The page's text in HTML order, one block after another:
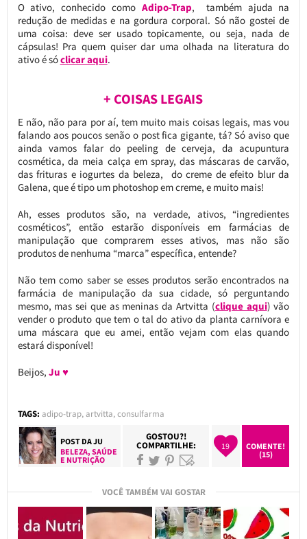
O ativo, conhecido como Adipo-Trap, também ajuda na
redução de medidas e na gordura corporal. Só não gostei de
uma coisa: deve ser usado topicamente, ou seja, nada de
cápsulas! Pra quem quiser dar uma olhada na literatura do
ativo é sóclicar aqui.
+ COISAS LEGAIS
E não, não para por aí, tem muito mais coisas legais, mas vou
falando aos poucos senão o post fica gigante, tá? Só aviso que
ainda vamos falar do peeling de cerveja, da acupuntura
cosmética, da meia calça em spray, das máscaras de carvão,
das frituras e iogurtes da beleza, do creme de efeito blur da
Galena, que é tipo um photoshop em creme, e muito mais!
Ah, esses produtos são, na verdade, ativos, “ingredientes
cosméticos”, então estarão disponíveis em farmácias de
manipulação que comprarem esses ativos, mas não são
produtos de nenhuma “marca” específica, entende?
Não tem como saber se esses produtos serão encontrados na
farmácia de manipulação da sua cidade, só perguntando
mesmo, mas sei que as meninas da Artvitta (clique aqui) vão
vender o produto que tem o tal do ativo da planta carnívora e
uma máscara que eu amei, então vejam com elas quando
estará disponível!
Beijos, Ju ♥
TAGS: adipo-trap,artvitta,consulfarma
POST DAJU
BELEZA,SAÚDE
E NUTRIÇÃO
GOSTOU?!
COMPARTILHE: 19
COMENTE!
(15)
VOCÊ TAMBÉM VAI GOSTAR